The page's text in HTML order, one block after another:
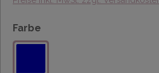
Farbe